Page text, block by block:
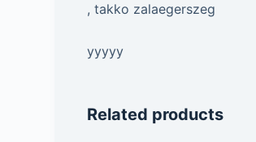
, takko zalaegerszeg
yyyyy
Related products